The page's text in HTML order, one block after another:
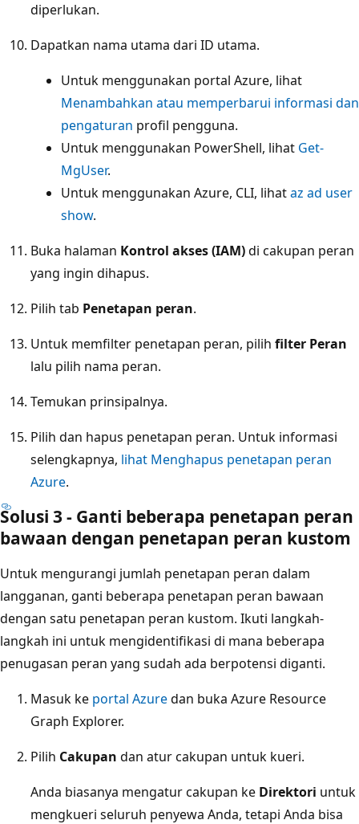
diperlukan.
Dapatkan nama utama dari ID utama.
Untuk menggunakan portal Azure, lihat
Menambahkan atau memperbarui informasi dan
pengaturan profil pengguna.
Untuk menggunakan PowerShell, lihat Get-
MgUser.
Untuk menggunakan Azure, CLI, lihataz ad user
show.
Buka halaman Kontrol akses (IAM)di cakupan peran
yang ingin dihapus.
Pilih tab Penetapan peran.
Untuk memfilter penetapan peran, pilih filter Peran
lalu pilih nama peran.
Temukan prinsipalnya.
Pilih dan hapus penetapan peran. Untuk informasi
selengkapnya, lihat Menghapus penetapan peran
Azure.
Solusi 3 - Ganti beberapa penetapan peran
bawaan dengan penetapan peran kustom
Untuk mengurangi jumlah penetapan peran dalam
langganan, ganti beberapa penetapan peran bawaan
dengan satu penetapan peran kustom. Ikuti langkah-
langkah ini untuk mengidentifikasi di mana beberapa
penugasan peran yang sudah ada berpotensi diganti.
Masuk ke portal Azuredan buka Azure Resource
Graph Explorer.
Pilih Cakupan dan atur cakupan untuk kueri.
Anda biasanya mengatur cakupan ke Direktori untuk
mengkueri seluruh penyewa Anda, tetapi Anda bisa